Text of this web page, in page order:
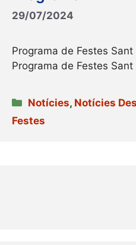
29/07/2024
Programa de Festes
Programa de Festes
Categories
Notícies, Notícies
Festes